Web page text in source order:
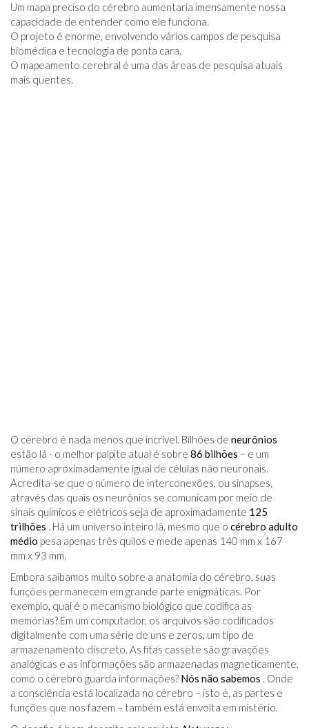
Um mapa preciso do cérebro aumentaria imensamente nossa
capacidade de entender como ele funciona.
O projeto é enorme, envolvendo vários campos de pesquisa
biomédica e tecnologia de ponta cara.
O mapeamento cerebral é uma das áreas de pesquisa atuais
mais quentes.
O cérebro é nada menos que incrível. Bilhões de neurônios
estão lá - o melhor palpite atual é sobre 86 bilhões – e um
número aproximadamente igual de células não neuronais.
Acredita-se que o número de interconexões, ou sinapses,
através das quais os neurônios se comunicam por meio de
sinais químicos e elétricos seja de aproximadamente 125
trilhões . Há um universo inteiro lá, mesmo que o cérebro adulto
médio pesa apenas três quilos e mede apenas 140 mm x 167
mm x 93 mm.
Embora saibamos muito sobre a anatomia do cérebro, suas
funções permanecem em grande parte enigmáticas. Por
exemplo, qual é o mecanismo biológico que codifica as
memórias? Em um computador, os arquivos são codificados
digitalmente com uma série de uns e zeros, um tipo de
armazenamento discreto. As fitas cassete são gravações
analógicas e as informações são armazenadas magneticamente.
como o cérebro guarda informações? Nós não sabemos . Onde
a consciência está localizada no cérebro – isto é, as partes e
funções que nos fazem – também está envolta em mistério.